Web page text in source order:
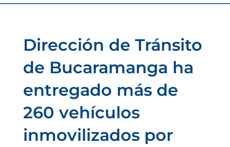
Dirección de Tránsito
de Bucaramanga ha
entregado más de
260 vehículos
inmovilizados por